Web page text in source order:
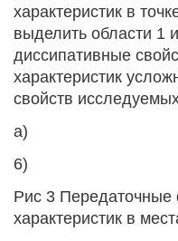
характеристик в
выделить области 1
диссипативные
характеристик
свойств
а)
6)
Рис 3 Передаточные
характеристик в